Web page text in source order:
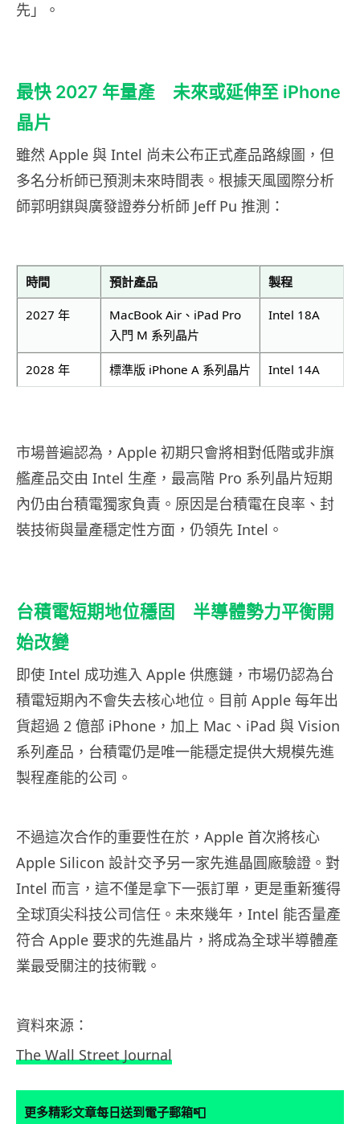
先」。
最快 2027 年量產 未來或延伸至 iPhone
晶片
雖然 Apple 與 Intel 尚未公布正式產品路線圖，但
多名分析師已預測未來時間表。根據天風國際分析
師郭明錤與廣發證券分析師 Jeff Pu 推測：
時間 預計產品 製程
2027 年
MacBook Air、iPad Pro
入門 M 系列晶片
Intel 18A
2028 年 標準版 iPhone A 系列晶片 Intel 14A
市場普遍認為，Apple 初期只會將相對低階或非旗
艦產品交由 Intel 生產，最高階 Pro 系列晶片短期
內仍由台積電獨家負責。原因是台積電在良率、封
裝技術與量產穩定性方面，仍領先 Intel。
台積電短期地位穩固 半導體勢力平衡開
始改變
即使 Intel 成功進入 Apple 供應鏈，市場仍認為台
積電短期內不會失去核心地位。目前 Apple 每年出
貨超過 2 億部 iPhone，加上 Mac、iPad 與 Vision
系列產品，台積電仍是唯一能穩定提供大規模先進
製程產能的公司。
不過這次合作的重要性在於，Apple 首次將核心
Apple Silicon 設計交予另一家先進晶圓廠驗證。對
Intel 而言，這不僅是拿下一張訂單，更是重新獲得
全球頂尖科技公司信任。未來幾年，Intel 能否量產
符合 Apple 要求的先進晶片，將成為全球半導體產
業最受關注的技術戰。
資料來源：
The Wall Street Journal
更多精彩文章每日送到電子郵箱📮